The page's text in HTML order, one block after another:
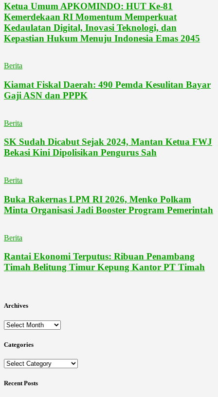
Ketua Umum APKOMINDO: HUT Ke-81
Kemerdekaan RI Momentum Memperkuat
Kedaulatan Digital, Inovasi Teknologi, dan
Kepastian Hukum Menuju Indonesia Emas 2045
Berita
Kiamat Fiskal Daerah: 490 Pemda Kesulitan Bayar
Gaji ASN dan PPPK
Berita
SK Sudah Dicabut Sejak 2024, Mantan Ketua FWJ
Bekasi Kini Dipolisikan Pengurus Sah
Berita
Buka Rakernas LPM RI 2026, Menko Polkam
Minta Organisasi Jadi Booster Program Pemerintah
Berita
Rantai Ekonomi Terputus: Ribuan Penambang
Timah Belitung Timur Kepung Kantor PT Timah
Archives
Archives
Categories
Categories
Recent Posts